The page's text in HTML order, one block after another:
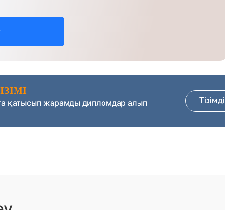
қатысып жарамды дипломдар алып